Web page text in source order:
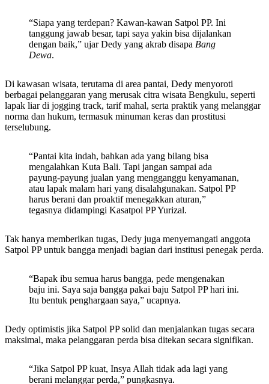
“Siapa yang terdepan? Kawan-kawan Satpol PP. Ini
tanggung jawab besar, tapi saya yakin bisa dijalankan
dengan baik,” ujar Dedy yang akrab disapa Bang
Dewa.
Di kawasan wisata, terutama di area pantai, Dedy menyoroti
berbagai pelanggaran yang merusak citra wisata Bengkulu, seperti
lapak liar di jogging track, tarif mahal, serta praktik yang melanggar
norma dan hukum, termasuk minuman keras dan prostitusi
terselubung.
“Pantai kita indah, bahkan ada yang bilang bisa
mengalahkan Kuta Bali. Tapi jangan sampai ada
payung-payung jualan yang mengganggu kenyamanan,
atau lapak malam hari yang disalahgunakan. Satpol PP
harus berani dan proaktif menegakkan aturan,”
tegasnya didampingi Kasatpol PP Yurizal.
Tak hanya memberikan tugas, Dedy juga menyemangati anggota
Satpol PP untuk bangga menjadi bagian dari institusi penegak perda.
“Bapak ibu semua harus bangga, pede mengenakan
baju ini. Saya saja bangga pakai baju Satpol PP hari ini.
Itu bentuk penghargaan saya,” ucapnya.
Dedy optimistis jika Satpol PP solid dan menjalankan tugas secara
maksimal, maka pelanggaran perda bisa ditekan secara signifikan.
“Jika Satpol PP kuat, Insya Allah tidak ada lagi yang
berani melanggar perda,” pungkasnya.